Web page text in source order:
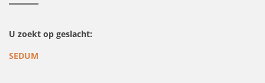
U zoekt op geslacht:
SEDUM